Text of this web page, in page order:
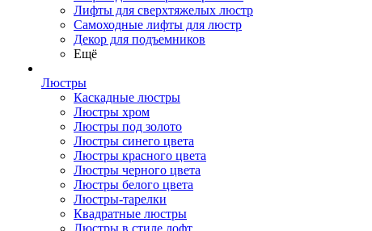
Лифты для сверхтяжелых люстр
Самоходные лифты для люстр
Декор для подъемников
Ещё
Люстры
Каскадные люстры
Люстры хром
Люстры под золото
Люстры синего цвета
Люстры красного цвета
Люстры черного цвета
Люстры белого цвета
Люстры-тарелки
Квадратные люстры
Люстры в стиле лофт